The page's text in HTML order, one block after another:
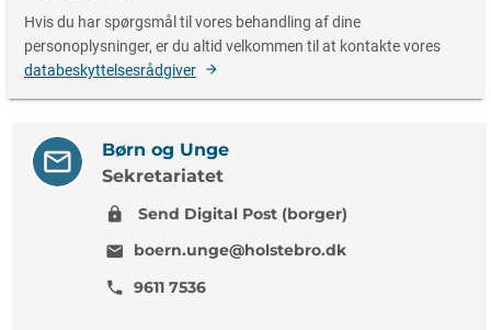
Hvis du har spørgsmål til vores behandling af dine
personoplysninger, er du altid velkommen til at kontakte vores
databeskyttelsesrådgiver
Børn og Unge
Sekretariatet
lock
Send Digital Post (borger)
mail
boern.unge@holstebro.dk
phone 9611 7536